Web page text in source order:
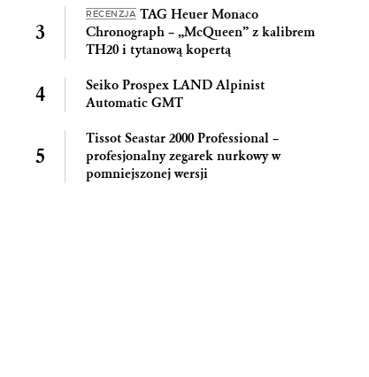
RECENZJA TAG Heuer Monaco
Chronograph – „McQueen” z kalibrem
TH20 i tytanową kopertą
Seiko Prospex LAND Alpinist
Automatic GMT
Tissot Seastar 2000 Professional –
profesjonalny zegarek nurkowy w
pomniejszonej wersji